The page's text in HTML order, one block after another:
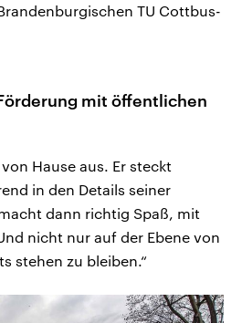
TU Cottbus-
mit öffentlichen
Hause aus. Er steckt
in den Details seiner
dann richtig Spaß, mit
nicht nur auf der Ebene von
stehen zu bleiben.“